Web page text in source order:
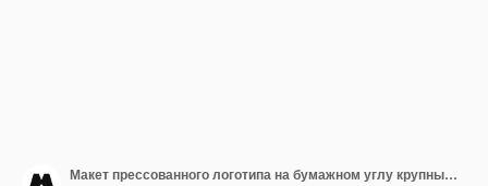
Макет прессованного логотипа на бумажном углу крупным планом